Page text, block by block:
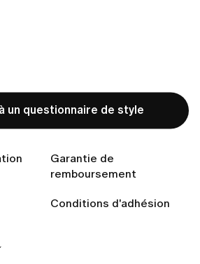
un questionnaire de style
Garantie de
remboursement
Conditions d'adhésion
un article qui ne convient
instructions de retour ?
de retour ?
vous ?
commande sur LUMI ?
pas votre